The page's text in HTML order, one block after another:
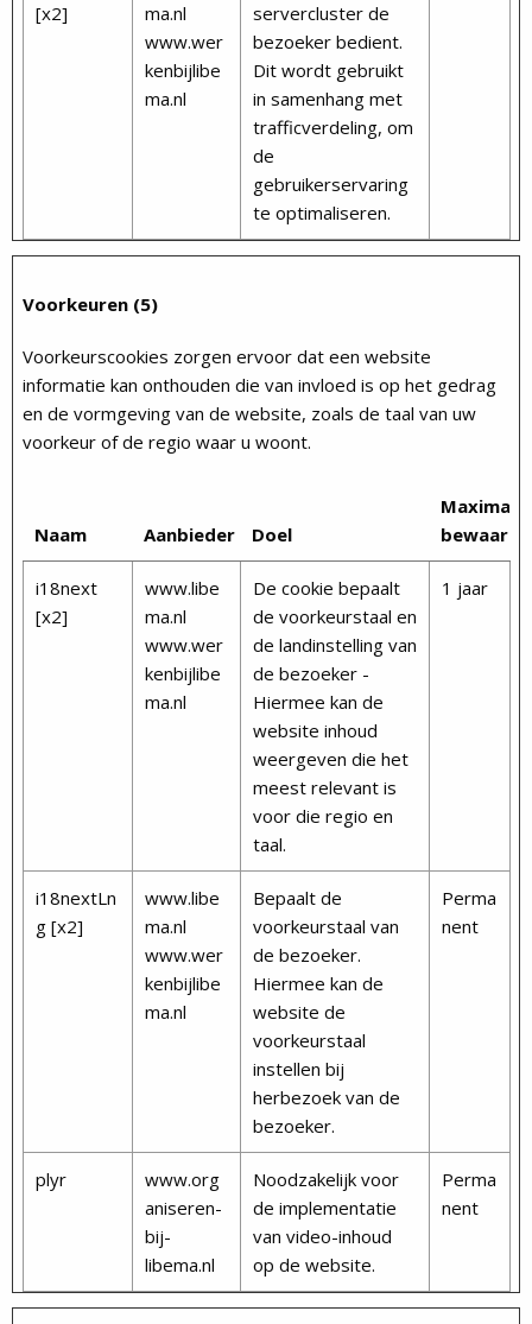
[x2]
ma.nl
www.wer
kenbijlibe
ma.nl
servercluster de
bezoeker bedient.
Dit wordt gebruikt
in samenhang met
trafficverdeling, om
de
gebruikerservaring
te optimaliseren.
Voorkeuren (5)
Voorkeurscookies zorgen ervoor dat een website
informatie kan onthouden die van invloed is op het gedrag
en de vormgeving van de website, zoals de taal van uw
voorkeur of de regio waar u woont.
Naam Aanbieder Doel
Maximale
i18next
[x2]
www.libe
ma.nl
www.wer
kenbijlibe
ma.nl
De cookie bepaalt
de voorkeurstaal en
de landinstelling van
de bezoeker -
Hiermee kan de
website inhoud
weergeven die het
meest relevant is
voor die regio en
taal.
1 jaar
i18nextLn
g [x2]
www.libe
ma.nl
www.wer
kenbijlibe
ma.nl
Bepaalt de
voorkeurstaal van
de bezoeker.
Hiermee kan de
website de
voorkeurstaal
instellen bij
herbezoek van de
bezoeker.
Perma
nent
plyr
www.org
aniseren-
bij-
libema.nl
Noodzakelijk voor
de implementatie
van video-inhoud
op de website.
Perma
nent